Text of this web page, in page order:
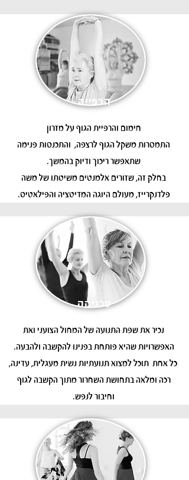
הרפייה
חימום והרפיית הגוף על מזרון
התמסרות משקל הגוף לרצפה, והתכנסות פנימה
שתאפשר ריכוך ודיוק בהמשך.
בחלק זה, שזורים אלמנטים משיטתו של משה
פלדנקרייז, מעולם היוגה המדיטציה והפילאטיס.
טכניקה
נכיר את שפת התנועה של המחול הצועני ואת
האפשרויות שהיא פותחת בפנינו להקשבה ולהבעה.
כל אחת תוכל למצוא תנועתיות נשית מעגלית, עדינה,
רכה ומלאה בתחושת השחרור מתוך הקשבה לגוף
וחיבור לנפש.